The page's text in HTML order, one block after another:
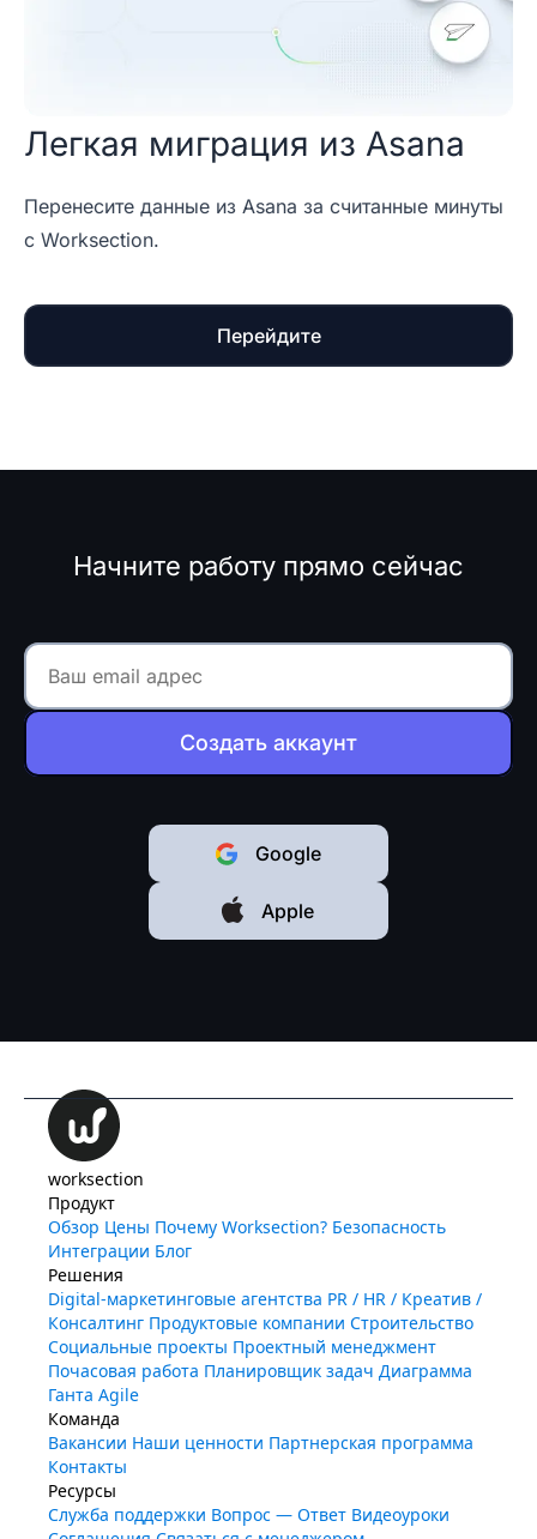
Легкая миграция из Asana
Перенесите данные из Asana за считанные минуты
с Worksection.
Перейдите
Начните работу прямо сейчас
Создать аккаунт
Google
Apple
worksection
Продукт
Обзор Цены Почему Worksection? Безопасность
Интеграции Блог
Решения
Digital-маркетинговые агентства PR / HR / Креатив /
Консалтинг Продуктовые компании Строительство
Социальные проекты Проектный менеджмент
Почасовая работа Планировщик задач Диаграмма
Ганта Agile
Команда
Вакансии Наши ценности Партнерская программа
Контакты
Ресурсы
Служба поддержки Вопрос — Ответ Видеоуроки